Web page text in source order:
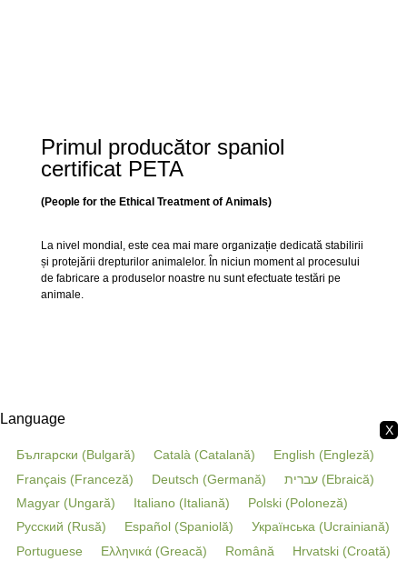
Primul producător spaniol
certificat PETA
(People for the Ethical Treatment of Animals)
La nivel mondial, este cea mai mare organizație dedicată stabilirii
și protejării drepturilor animalelor. În niciun moment al procesului
de fabricare a produselor noastre nu sunt efectuate testări pe
animale.
X
Language
Български (Bulgară) Català (Catalană) English (Engleză)
Français (Franceză) Deutsch (Germană) עברית (Ebraică)
Magyar (Ungară) Italiano (Italiană) Polski (Poloneză)
Русский (Rusă) Español (Spaniolă) Українська (Ucrainiană)
Portuguese
Ελληνικά (Greacă) Română Hrvatski (Croată)